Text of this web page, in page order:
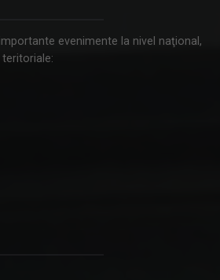
evenimente la nivel naţional,